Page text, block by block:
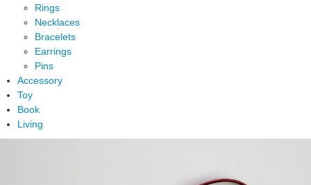
Rings
Necklaces
Bracelets
Earrings
Pins
Accessory
Toy
Book
Living